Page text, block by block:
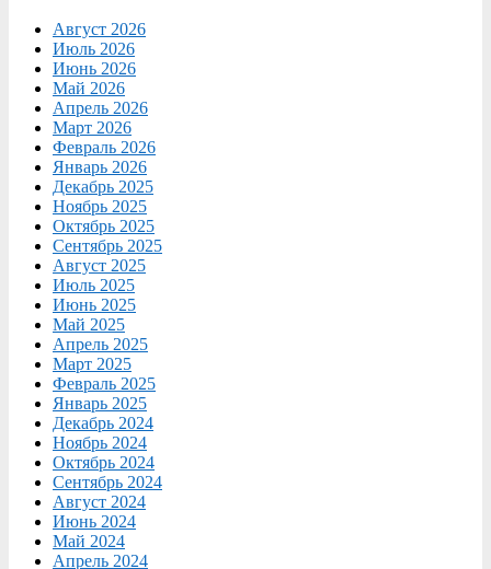
Август 2026
Июль 2026
Июнь 2026
Май 2026
Апрель 2026
Март 2026
Февраль 2026
Январь 2026
Декабрь 2025
Ноябрь 2025
Октябрь 2025
Сентябрь 2025
Август 2025
Июль 2025
Июнь 2025
Май 2025
Апрель 2025
Март 2025
Февраль 2025
Январь 2025
Декабрь 2024
Ноябрь 2024
Октябрь 2024
Сентябрь 2024
Август 2024
Июнь 2024
Май 2024
Апрель 2024